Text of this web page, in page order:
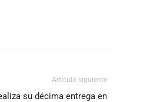
Artículo siguiente
su décima entrega en